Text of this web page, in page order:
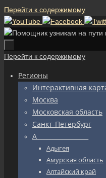
Перейти к содержимому
Перейти к содержимому
Регионы
Интерактивная
Москва
Московская область
Санкт-Петербург
А_________________
Адыгея
Амурская область
Алтайский край